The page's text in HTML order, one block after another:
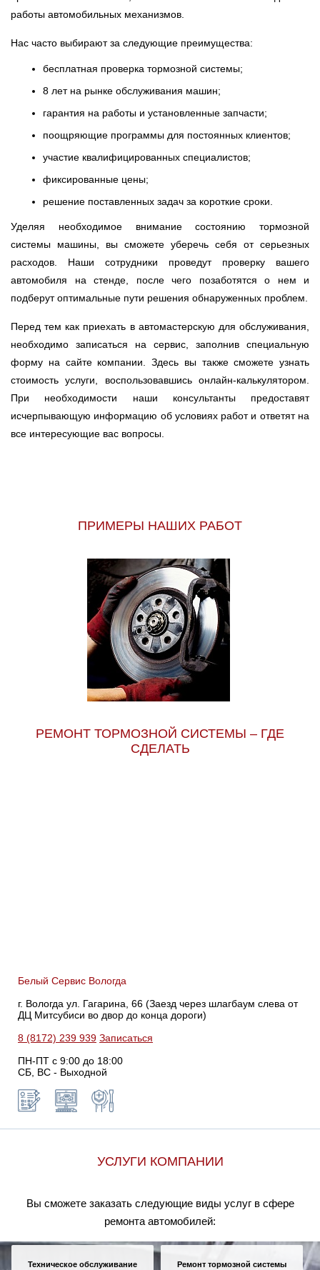
работы автомобильных механизмов.
Нас часто выбирают за следующие преимущества:
бесплатная проверка тормозной системы;
8 лет на рынке обслуживания машин;
гарантия на работы и установленные запчасти;
поощряющие программы для постоянных клиентов;
участие квалифицированных специалистов;
фиксированные цены;
решение поставленных задач за короткие сроки.
Уделяя необходимое внимание состоянию тормозной
системы машины, вы сможете уберечь себя от серьезных
расходов. Наши сотрудники проведут проверку вашего
автомобиля на стенде, после чего позаботятся о нем и
подберут оптимальные пути решения обнаруженных проблем.
Перед тем как приехать в автомастерскую для обслуживания,
необходимо записаться на сервис, заполнив специальную
форму на сайте компании. Здесь вы также сможете узнать
стоимость услуги, воспользовавшись онлайн-калькулятором.
При необходимости наши консультанты предоставят
исчерпывающую информацию об условиях работ и ответят на
все интересующие вас вопросы.
ПРИМЕРЫ НАШИХ РАБОТ
РЕМОНТ ТОРМОЗНОЙ СИСТЕМЫ – ГДЕ
СДЕЛАТЬ
Белый Сервис Вологда
г. Вологда ул. Гагарина, 66 (Заезд через шлагбаум слева от
ДЦ Митсубиси во двор до конца дороги)
8 (8172) 239 939 Записаться
ПН-ПТ с 9:00 до 18:00
СБ, ВС - Выходной
УСЛУГИ КОМПАНИИ
Вы сможете заказать следующие виды услуг в сфере
ремонта автомобилей:
Техническое обслуживание Ремонт тормозной системы